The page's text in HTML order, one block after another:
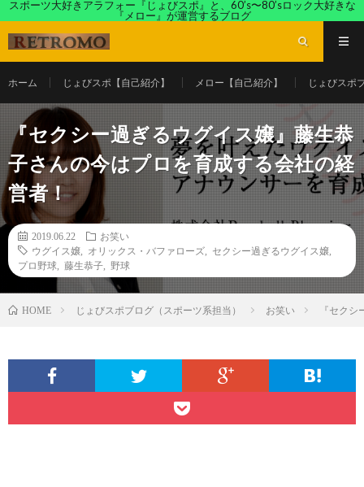
スポーツ大好きアラフォー『じょびスポ』と、60’s〜80’sロック大好きな
『メロー』が運営するブログ
ホーム じょびスポ【自己紹介】 メロー【自己紹介】 じょびスポ
『セクシー過ぎるウグイス嬢』藤生恭
子さんの今はプロを育成する会社の経
営者！
2019.06.22
お笑い
ウグイス嬢
オリックス・バファローズ セクシー過ぎるウグイス嬢
プロ野球
藤生恭子 野球
HOME じょびスポブログ（スポーツ系担当） お笑い 『セク